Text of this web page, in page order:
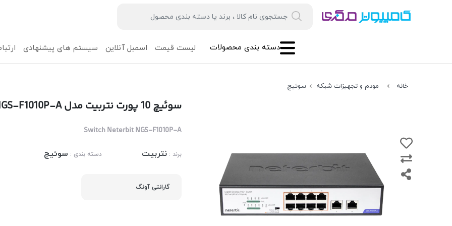
لیست قیمت اسمبل آنلاین سیستم های پیشنهادی دسته بندی محصولات
خانه مودم و تجهیزات شبکه سوئیچ
سوئیچ 10 پورت نتربیت مدل Neterbit NGS-F1010P-A
Switch Neterbit NGS-F1010P-A
برند : نتربیت دسته بندی : سوئیچ
گارانتی آونگ